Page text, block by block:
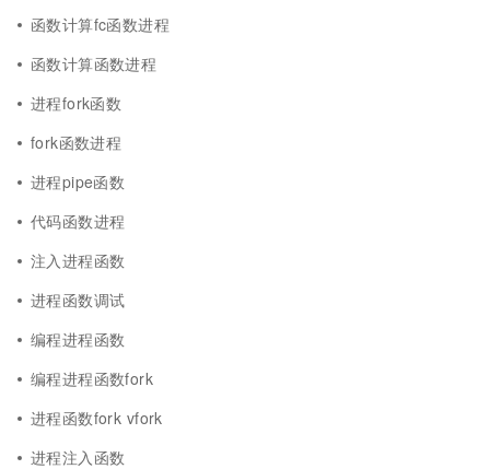
函数计算fc函数进程
函数计算函数进程
进程fork函数
fork函数进程
进程pipe函数
代码函数进程
注入进程函数
进程函数调试
编程进程函数
编程进程函数fork
进程函数fork vfork
进程注入函数